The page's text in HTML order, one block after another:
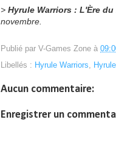
> Hyrule Warriors : L'Ère du
novembre.
Publié par V-Games Zone à
Libellés : Hyrule Warriors,
Aucun commentaire:
Enregistrer un